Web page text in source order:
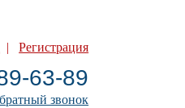
|Регистрация
63-89
звонок